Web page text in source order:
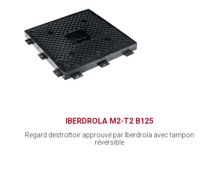
IBERDROLA M2-T2 B125
Regard destrottoir approuvé par Iberdrola avec tampon
réversible